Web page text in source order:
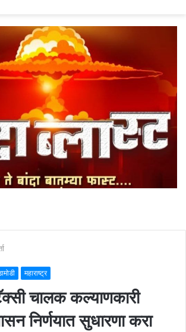
महाराष्ट्र
चालक कल्याणकारी
निर्णयात सुधारणा करा